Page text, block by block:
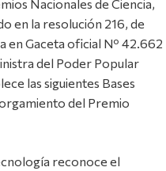
Nacionales de Ciencia,
en la resolución 216, de
en Gaceta oficial Nº 42.662
del Poder Popular
las siguientes Bases
del Premio
reconoce el